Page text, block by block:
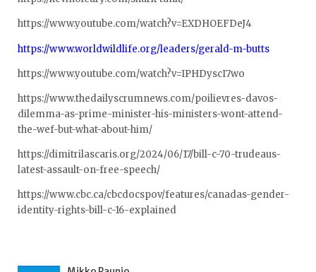
https://www.youtube.com/watch?v=EXDHOEFDeJ4
https://www.worldwildlife.org/leaders/gerald-m-butts
https://www.youtube.com/watch?v=IPHDyscI7wo
https://www.thedailyscrumnews.com/poilievres-davos-
dilemma-as-prime-minister-his-ministers-wont-attend-
the-wef-but-what-about-him/
https://dimitrilascaris.org/2024/06/17/bill-c-70-trudeaus-
latest-assault-on-free-speech/
https://www.cbc.ca/cbcdocspov/features/canadas-gender-
identity-rights-bill-c-16-explained